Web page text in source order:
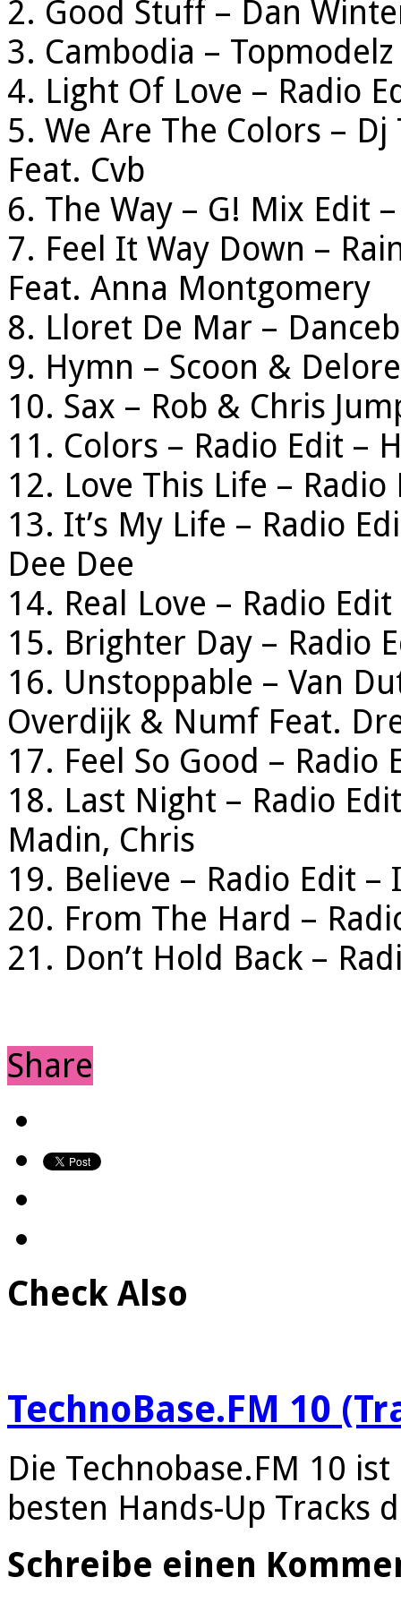
2. Good Stuff – Dan
3. Cambodia –
4. Light Of Love – Radio
5. We Are The Colors –
Feat. Cvb
6. The Way – G! Mix Edit
7. Feel It Way Down –
Feat. Anna Montgomery
8. Lloret De Mar –
9. Hymn – Scoon &
10. Sax – Rob & Chris
11. Colors – Radio Edit –
12. Love This Life –
13. It’s My Life – Radio
Dee Dee
14. Real Love – Radio
15. Brighter Day – Radio
16. Unstoppable – Van
Overdijk & Numf Feat.
17. Feel So Good –
18. Last Night – Radio
Madin, Chris
19. Believe – Radio Edit –
20. From The Hard –
21. Don’t Hold Back –
Share
Check Also
TechnoBase.FM 10
Die Technobase.FM 10
besten Hands-Up Tracks
Schreibe einen